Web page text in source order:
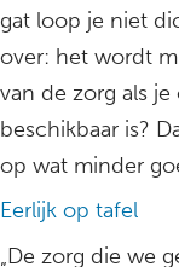
gat loop je niet
over: het wordt
van de zorg als
beschikbaar is?
op wat minder
Eerlijk op tafel
„De zorg die we